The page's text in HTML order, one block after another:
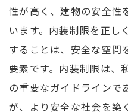
性が高く、建物の安全性
います。内装制限を正し
することは、安全な空間
要素です。内装制限は、
の重要なガイドラインで
が、より安全な社会を築